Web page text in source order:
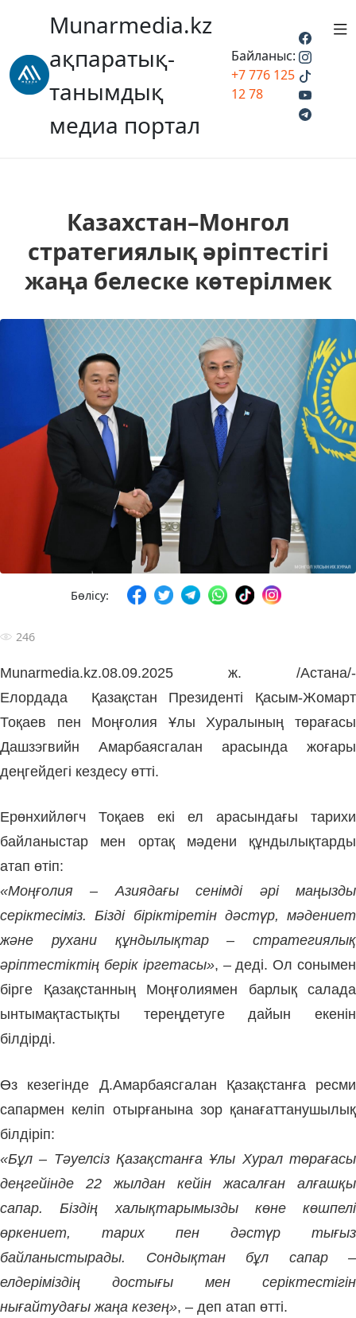
Munarmedia.kz
ақпаратық-
танымдық
медиа портал
Байланыс:
+7 776 125
12 78
Казахстан–Монгол
стратегиялық әріптестігі
жаңа белеске көтерілмек
Бөлісу:
246
Munarmedia.kz.08.09.2025 ж. /Астана/-
Елордада
Қазақстан Президенті Қасым-Жомарт
Тоқаев пен Моңғолия Ұлы Хуралының төрағасы
Дашзэгвийн Амарбаясгалан арасында жоғары
деңгейдегі кездесу өтті.
Ерөнхийлөгч Тоқаев екі ел арасындағы тарихи
байланыстар мен ортақ мәдени құндылықтарды
атап өтіп:
«Моңғолия – Азиядағы сенімді әрі маңызды
серіктесіміз. Бізді біріктіретін дәстүр, мәдениет
және рухани құндылықтар – стратегиялық
әріптестіктің берік іргетасы», – деді. Ол сонымен
бірге Қазақстанның Моңғолиямен барлық салада
ынтымақтастықты тереңдетуге дайын екенін
білдірді.
Өз кезегінде Д.Амарбаясгалан Қазақстанға ресми
сапармен келіп отырғанына зор қанағаттанушылық
білдіріп:
«Бұл – Тәуелсіз Қазақстанға Ұлы Хурал төрағасы
деңгейінде 22 жылдан кейін жасалған алғашқы
сапар. Біздің халықтарымызды көне көшпелі
өркениет, тарих пен дәстүр тығыз
байланыстырады. Сондықтан бұл сапар –
елдеріміздің достығы мен серіктестігін
нығайтудағы жаңа кезең», – деп атап өтті.